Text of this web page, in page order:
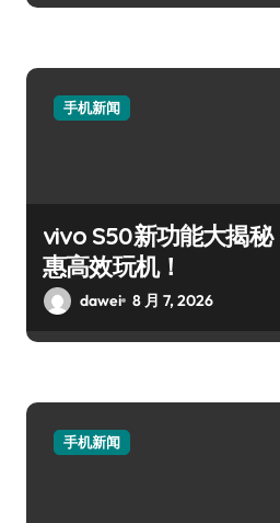
手机新闻
vivo S50新功能大揭
惠高效玩机！
dawei 8 月 7, 2026
手机新闻